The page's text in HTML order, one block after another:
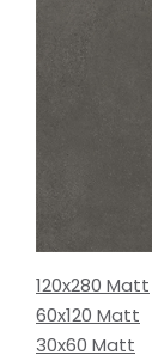
120x280 Matt
60x120 Matt
30x60 Matt